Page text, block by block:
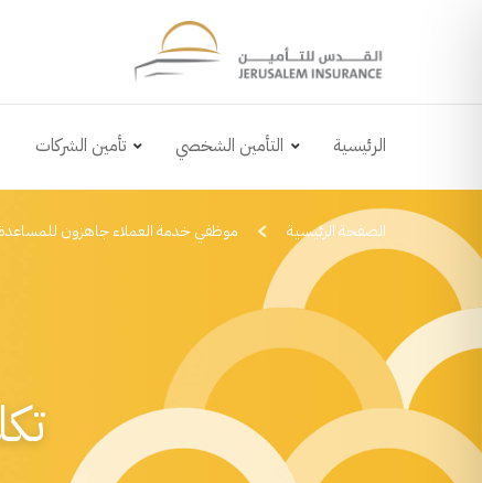
الرئيسية التأمين الشخصي تأمين الشركات
الصفحة الرئيسية موظفي خدمة العملاء جاهزون للمساعدة